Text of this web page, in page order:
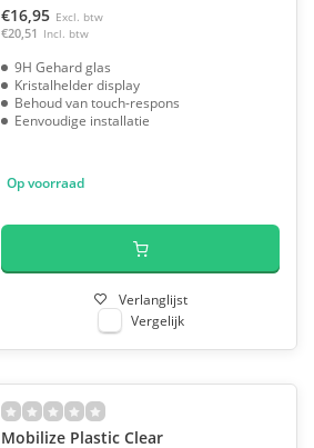
€16,95 Excl. btw
€20,51 Incl. btw
9H Gehard glas
Kristalhelder display
Behoud van touch-respons
Eenvoudige installatie
Op voorraad
Verlanglijst
Vergelijk
Mobilize Plastic Clear